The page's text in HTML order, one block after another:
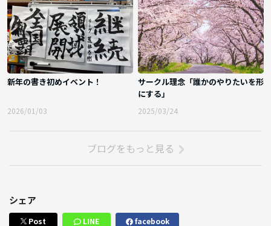
新年の書き初めイベント！
2026/01/03
サークル理念「誰かのやりたいを形
にする」
2025/03/24
ブログをもっと見る
シェア
Post LINE facebook